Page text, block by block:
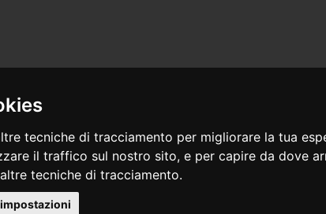
tecniche di tracciamento per migliorare la tua
il traffico sul nostro sito, e per capire da dove
tecniche di tracciamento.